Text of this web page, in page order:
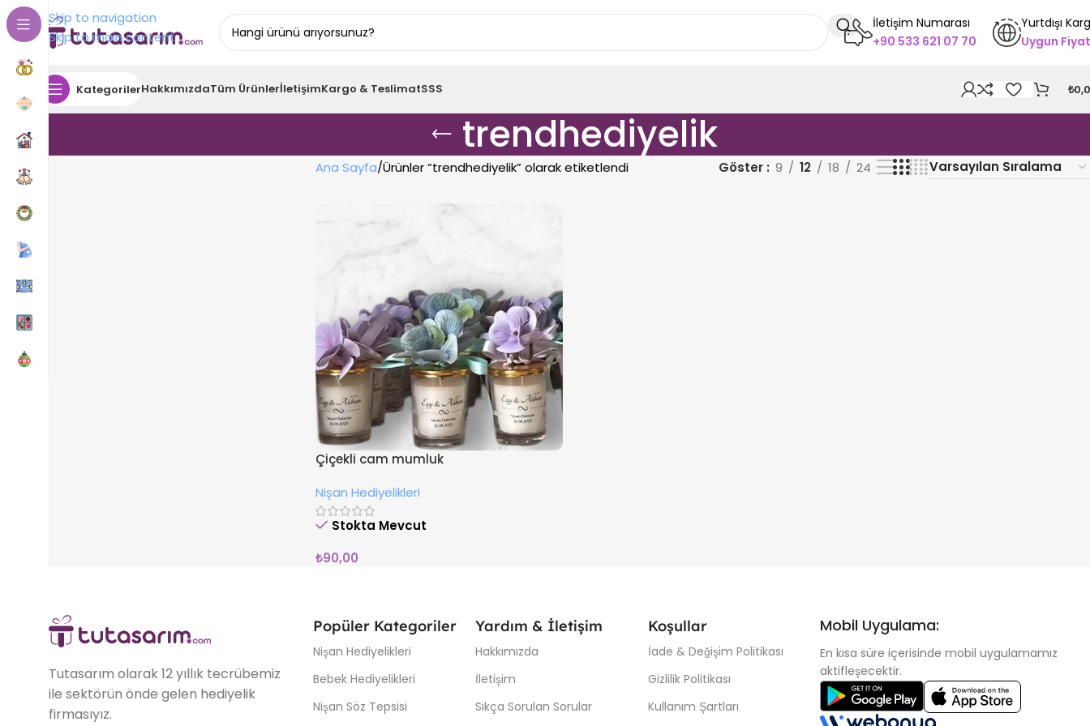
Skip to navigation
Skip to main content
İletişim Numarası
+90 533 621 07 70
Yurtdışı
Uygun Fiyat
KategorilerHakkımızdaTüm ÜrünlerİletişimKargo & TeslimatSSS ₺
trendhediyelik
Ana Sayfa Ürünler “trendhediyelik” olarak etiketlendi Göster 9 12 18 24
Çiçekli cam mumluk
Nişan Hediyelikleri
Stokta Mevcut
₺90,00
Tutasarım olarak 12 yıllık tecrübemiz
ile sektörün önde gelen hediyelik
firmasıyız.
Popüler Kategoriler
Nişan Hediyelikleri
Bebek Hediyelikleri
Nişan Söz Tepsisi
Yardım & İletişim
Hakkımızda
İletişim
Sıkça Sorulan Sorular
Koşullar
İade & Değişim Politikası
Gizlilik Politikası
Kullanım Şartları
Mobil Uygulama:
En kısa süre içerisinde mobil uygulamamız
aktifleşecektir.